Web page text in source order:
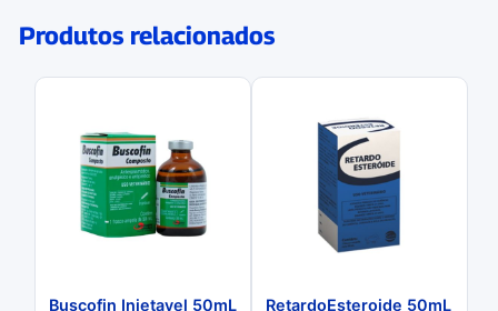
Produtos relacionados
Buscofin Injetavel 50mL RetardoEsteroide 50mL